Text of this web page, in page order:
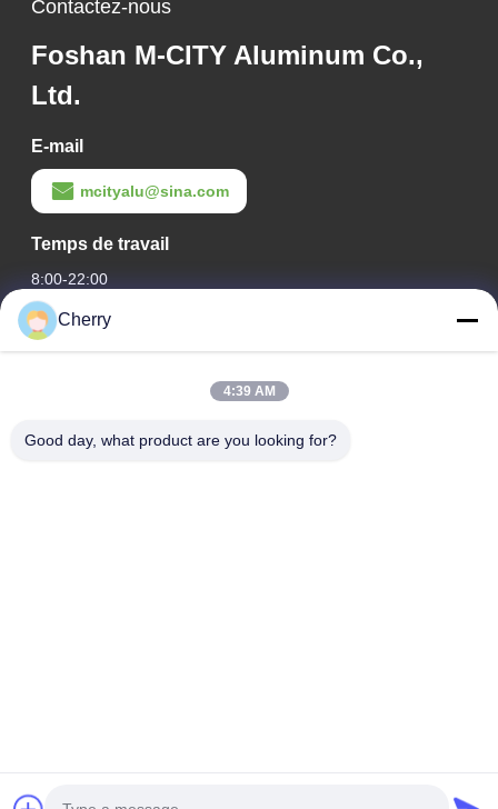
Contactez-nous
Foshan M-CITY Aluminum Co.,
Ltd.
E-mail
mcityalu@sina.com
Temps de travail
8:00-22:00
Notre adresse
Le parc industriel de Hegui, Lishui, Nanhai Foshan
Cherry
4:39 AM
Good day, what product are you looking for?